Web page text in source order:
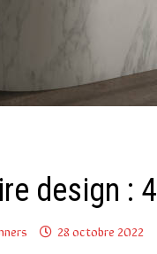
design :
28 octobre 2022